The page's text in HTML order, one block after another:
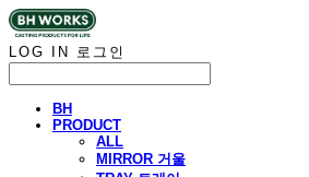
LOG IN 로그인
BH
PRODUCT
ALL
MIRROR 거울